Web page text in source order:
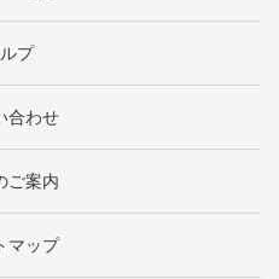
プ
合わせ
ご案内
マップ